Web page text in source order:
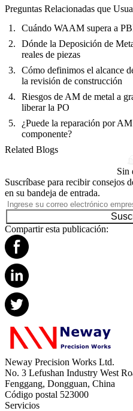
Preguntas Relacionadas que
Cuándo WAAM supera a
Dónde la Deposición de
reales de piezas
Cómo definimos el alcance
la revisión de construcción
Riesgos de AM de metal a
liberar la PO
¿Puede la reparación por
componente?
Related Blogs
Sin
Suscríbase para recibir consejos
en su bandeja de entrada.
Compartir esta publicación:
Neway Precision Works Ltd.
No. 3 Lefushan Industry West
Fenggang, Dongguan, China
Código postal 523000
Servicios